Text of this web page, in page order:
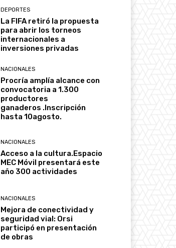
DEPORTES
La FIFA retiró la propuesta
para abrir los torneos
internacionales a
inversiones privadas
NACIONALES
Procría amplía alcance con
convocatoria a 1.300
productores
ganaderos .Inscripción
hasta 10agosto.
NACIONALES
Acceso a la cultura.Espacio
MEC Móvil presentará este
año 300 actividades
NACIONALES
Mejora de conectividad y
seguridad vial: Orsi
participó en presentación
de obras